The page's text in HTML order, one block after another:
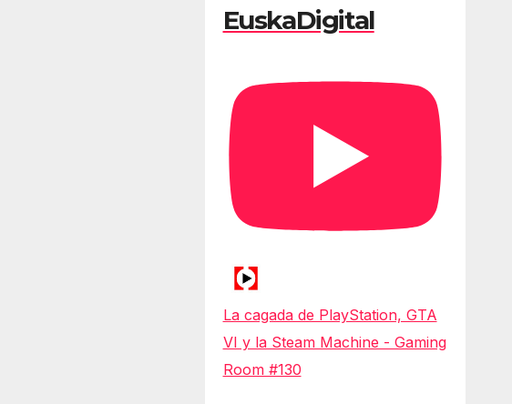
EuskaDigital
La cagada de PlayStation, GTA
VI y la Steam Machine - Gaming
Room #130